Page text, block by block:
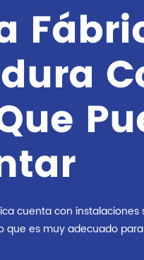
cuenta con instalaciones
que es muy adecuado